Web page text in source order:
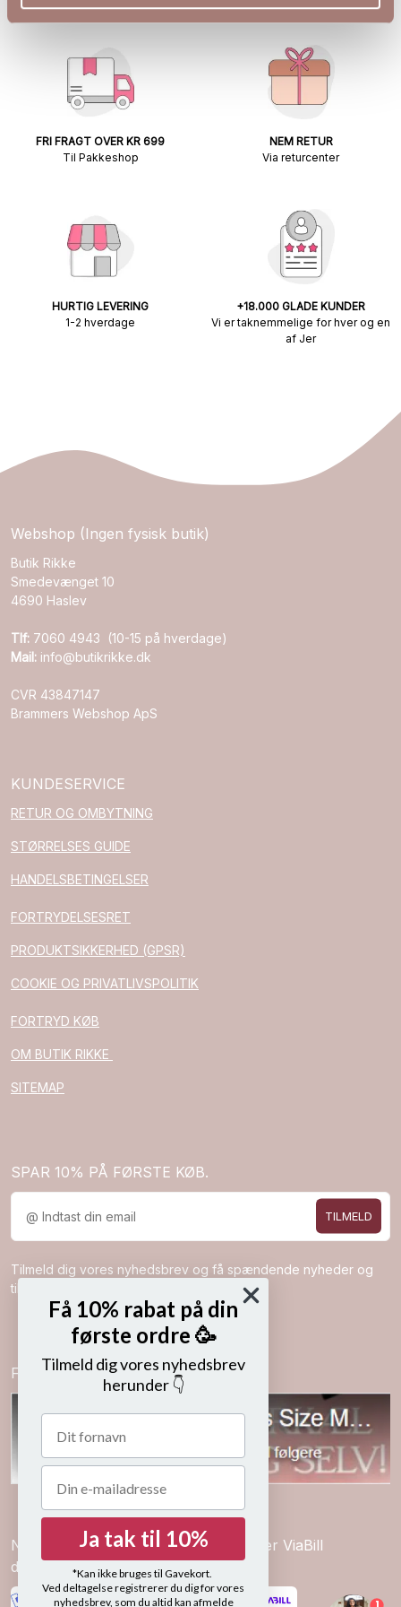
FRI FRAGT OVER KR 699
Til Pakkeshop
NEM RETUR
Via returcenter
HURTIG LEVERING
1-2 hverdage
+18.000 GLADE KUNDER
Vi er taknemmelige for hver og en
af Jer
Webshop (Ingen fysisk butik)
Butik Rikke
Smedevænget 10
4690 Haslev
Tlf: 7060 4943 (10-15 på hverdage)
Mail: info@butikrikke.dk
CVR 43847147
Brammers Webshop ApS
KUNDESERVICE
RETUR OG OMBYTNING
STØRRELSES GUIDE
HANDELSBETINGELSER
FORTRYDELSESRET
PRODUKTSIKKERHED (GPSR)
COOKIE OG PRIVATLIVSPOLITIK
FORTRYD KØB
OM BUTIK RIKKE
SITEMAP
SPAR 10% PÅ FØRSTE KØB.
TILMELD
Tilmeld dig vores nyhedsbrev og få spændende nyheder og
tilbud direkte i din indbakke.
Følg os på
Nem betaling med kort, mobilepay eller ViaBill
delbetalinger
Få 10% rabat på din
første ordre 🥳
Tilmeld dig vores nyhedsbrev
herunder 👇
Ja tak til 10%
*Kan ikke bruges til Gavekort.
Ved deltagelse registrerer du dig for vores
nyhedsbrev, som du altid kan afmelde